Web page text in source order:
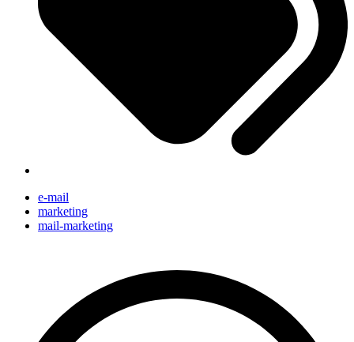
e-mail
marketing
mail-marketing